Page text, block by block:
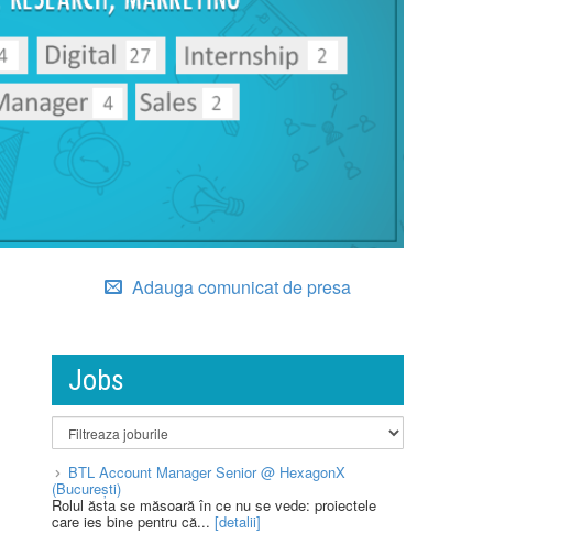
Adauga comunicat de presa
Jobs
BTL Account Manager Senior @ HexagonX
(București)
Rolul ăsta se măsoară în ce nu se vede: proiectele
care ies bine pentru că... [detalii]